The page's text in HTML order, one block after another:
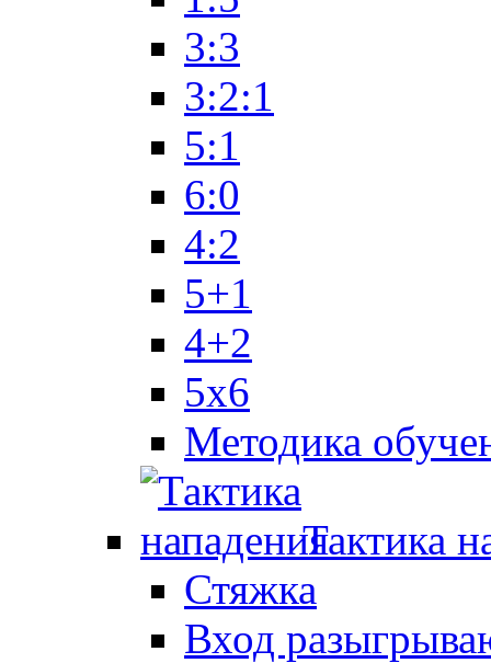
3:3
3:2:1
5:1
6:0
4:2
5+1
4+2
5x6
Методика
Тактика
Стяжка
Вход